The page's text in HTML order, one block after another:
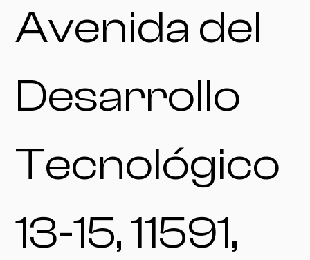
Avenida del
Desarrollo
Tecnológico
13-15, 11591,